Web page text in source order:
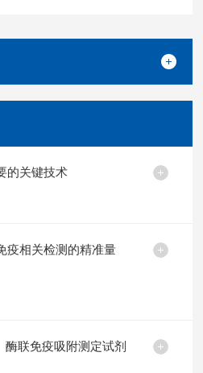
的关键技术
疫相关检测的精准量
联免疫吸附测定试剂